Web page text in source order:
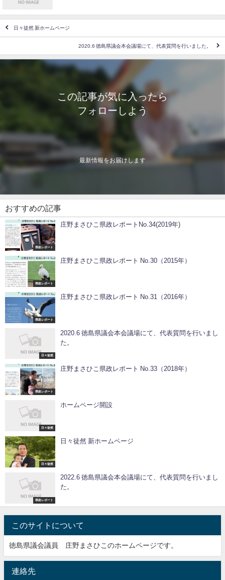
日々徒然 新ホームページ
2020.6 徳島県議会本会議場にて、代表質問を行いました。
この記事が気に入ったら
フォローしよう
最新情報をお届けします
おすすめの記事
県政レポート
庄野まさひこ県政レポートNo.34(2019年)
県政レポート
庄野まさひこ県政レポート No.30（2015年）
県政レポート
庄野まさひこ県政レポート No.31（2016年）
日々徒然
2020.6 徳島県議会本会議場にて、代表質問を行いまし
た。
県政レポート
庄野まさひこ県政レポート No.33（2018年）
日々徒然
ホームページ開設
日々徒然
日々徒然 新ホームページ
県政レポート
2022.6 徳島県議会本会議場にて、代表質問を行いまし
た。
このサイトについて
徳島県議会議員 庄野まさひこのホームページです。
連絡先